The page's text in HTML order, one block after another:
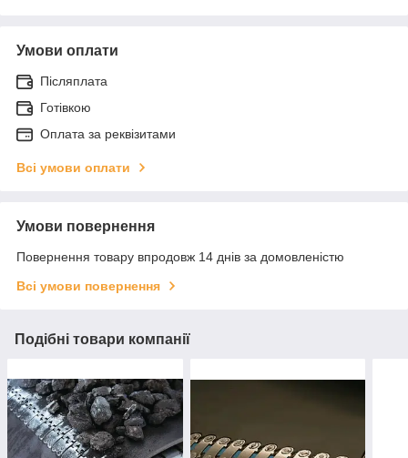
Умови оплати
Післяплата
Готівкою
Оплата за реквізитами
Всі умови оплати
Умови повернення
Повернення товару впродовж 14 днів за домовленістю
Всі умови повернення
Подібні товари компанії